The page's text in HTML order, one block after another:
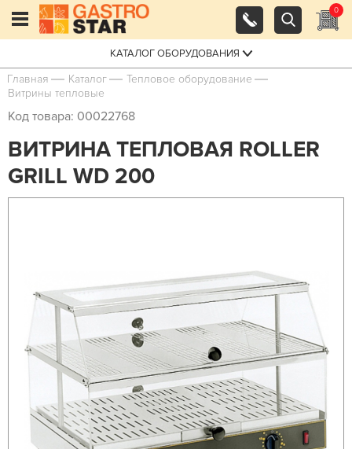
0
КАТАЛОГ ОБОРУДОВАНИЯ
Главная Каталог
Тепловое оборудование
Витрины тепловые
Код товара: 00022768
ВИТРИНА ТЕПЛОВАЯ ROLLER
GRILL WD 200